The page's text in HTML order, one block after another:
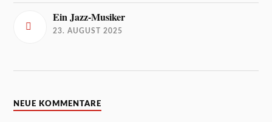
Ein Jazz-Musiker
23. AUGUST 2025
NEUE KOMMENTARE